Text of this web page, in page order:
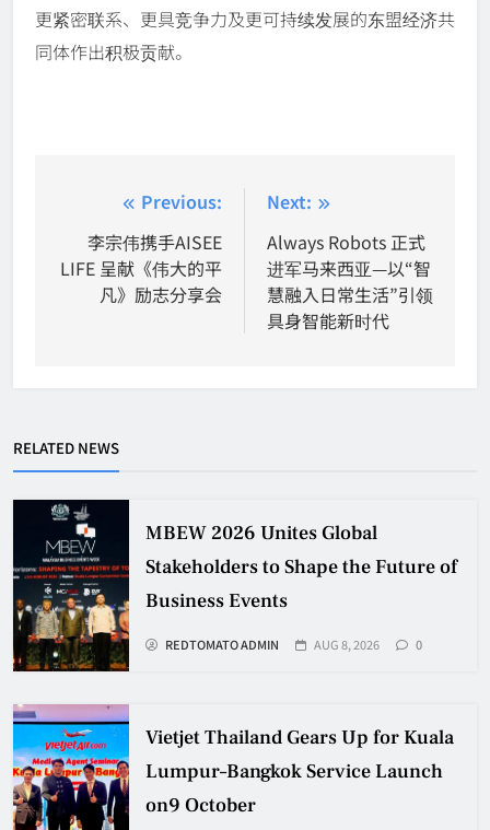
更紧密联系、更具竞争力及更可持续发展的东盟经济共
同体作出积极贡献。
navigation
Previous:
李宗伟携手AISEE
LIFE 呈献《伟大的平
凡》励志分享会
Next:
Always Robots 正式
进军马来西亚—以“智
慧融入日常生活”引领
具身智能新时代
RELATED NEWS
MBEW 2026 Unites Global
Stakeholders to Shape the Future of
Business Events
REDTOMATO ADMIN AUG 8, 2026 0
Vietjet Thailand Gears Up for Kuala
Lumpur–Bangkok Service Launch
on9 October